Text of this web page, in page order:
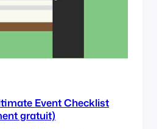
Event Checklist
gratuit)